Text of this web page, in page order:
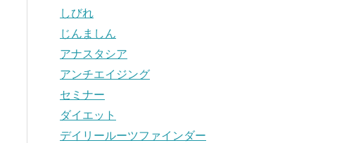
しびれ
じんましん
アナスタシア
アンチエイジング
セミナー
ダイエット
デイリールーツファインダー